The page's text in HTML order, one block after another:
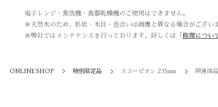
電子レンジ・食洗機・食器乾燥機のご使用はできません。
※天然木のため、形状・木目・色合いは画像と異なる場合がござい
※弊社ではメンテナンスを行っております。詳しくは「 修理につい
ONLINE SHOP 特別限定品 スコーピオン 235mm 関連商品